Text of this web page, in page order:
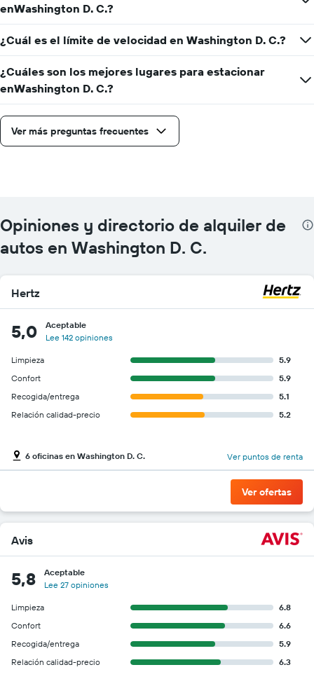
enWashington D. C.?
¿Cuál es el límite de velocidad en Washington D. C.?
¿Cuáles son los mejores lugares para estacionar
enWashington D. C.?
Ver más preguntas frecuentes
Opiniones y directorio de alquiler de
autos en Washington D. C.
Hertz
5,0
Aceptable
Lee 142 opiniones
Limpieza
5.9
Confort
5.9
Recogida/entrega
5.1
Relación calidad-precio
5.2
6 oficinas en Washington D. C. Ver puntos de renta
Ver ofertas
Avis
5,8
Aceptable
Lee 27 opiniones
Limpieza
6.8
Confort
6.6
Recogida/entrega
5.9
Relación calidad-precio
6.3